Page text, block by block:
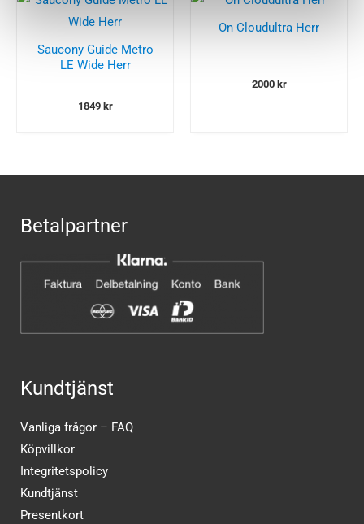
Saucony Guide Metro
LE Wide Herr
1849 kr
On Cloudultra Herr
2000 kr
Betalpartner
Kundtjänst
Vanliga frågor – FAQ
Köpvillkor
Integritetspolicy
Kundtjänst
Presentkort